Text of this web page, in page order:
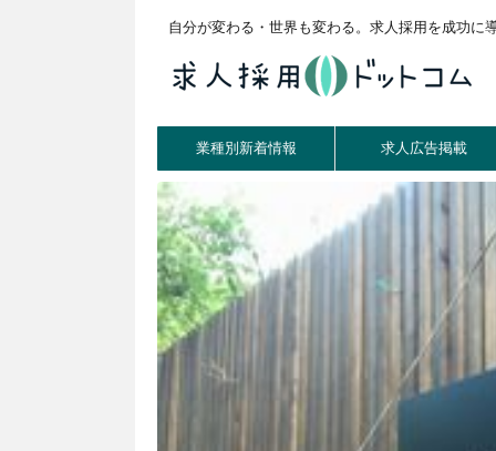
自分が変わる・世界も変わる。求人採用を成功に
業種別新着情報 求人広告掲載